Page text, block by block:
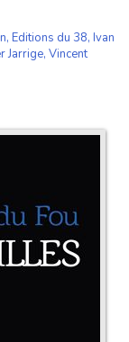
, Editions du 38, Ivan
Jarrige, Vincent